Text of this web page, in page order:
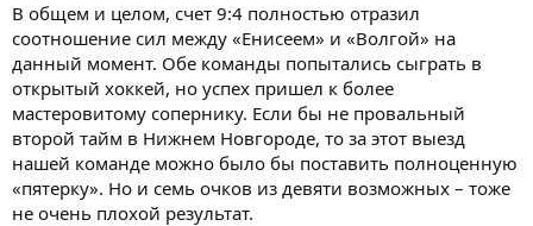
В общем и целом, счет 9:4 полностью отразил
соотношение сил между «Енисеем» и «Волгой» на
данный момент. Обе команды попытались сыграть в
открытый хоккей, но успех пришел к более
мастеровитому сопернику. Если бы не провальный
второй тайм в Нижнем Новгороде, то за этот выезд
нашей команде можно было бы поставить полноценную
«пятерку». Но и семь очков из девяти возможных – тоже
не очень плохой результат.